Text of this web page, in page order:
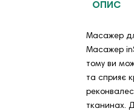
ОПИС
Масажер
Масажер
тому ви
та сприяє
тканинах.